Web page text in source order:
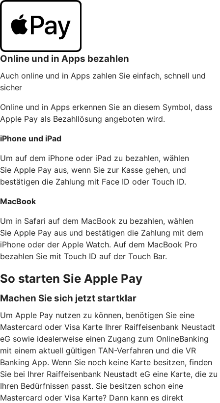
Online und in Apps bezahlen
Auch online und in Apps zahlen Sie einfach, schnell und
sicher
Online und in Apps erkennen Sie an diesem Symbol, dass
Apple Pay als Bezahllösung angeboten wird.
iPhone und iPad
Um auf dem iPhone oder iPad zu bezahlen, wählen
Sie Apple Pay aus, wenn Sie zur Kasse gehen, und
bestätigen die Zahlung mit Face ID oder Touch ID.
MacBook
Um in Safari auf dem MacBook zu bezahlen, wählen
Sie Apple Pay aus und bestätigen die Zahlung mit dem
iPhone oder der Apple Watch. Auf dem MacBook Pro
bezahlen Sie mit Touch ID auf der Touch Bar.
So starten Sie Apple Pay
Machen Sie sich jetzt startklar
Um Apple Pay nutzen zu können, benötigen Sie eine
Mastercard oder Visa Karte Ihrer Raiffeisenbank Neustadt
eG sowie idealerweise einen Zugang zum OnlineBanking
mit einem aktuell gültigen TAN-Verfahren und die VR
Banking App. Wenn Sie noch keine Karte besitzen, finden
Sie bei Ihrer Raiffeisenbank Neustadt eG eine Karte, die zu
Ihren Bedürfnissen passt. Sie besitzen schon eine
Mastercard oder Visa Karte? Dann kann es direkt